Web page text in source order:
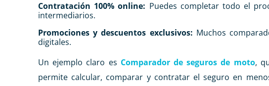
Contratación 100% online: Puedes completar todo el
intermediarios.
Promociones y descuentos exclusivos: Muchos
digitales.
Un ejemplo claro es Comparador de seguros de moto,
permite calcular, comparar y contratar el seguro en